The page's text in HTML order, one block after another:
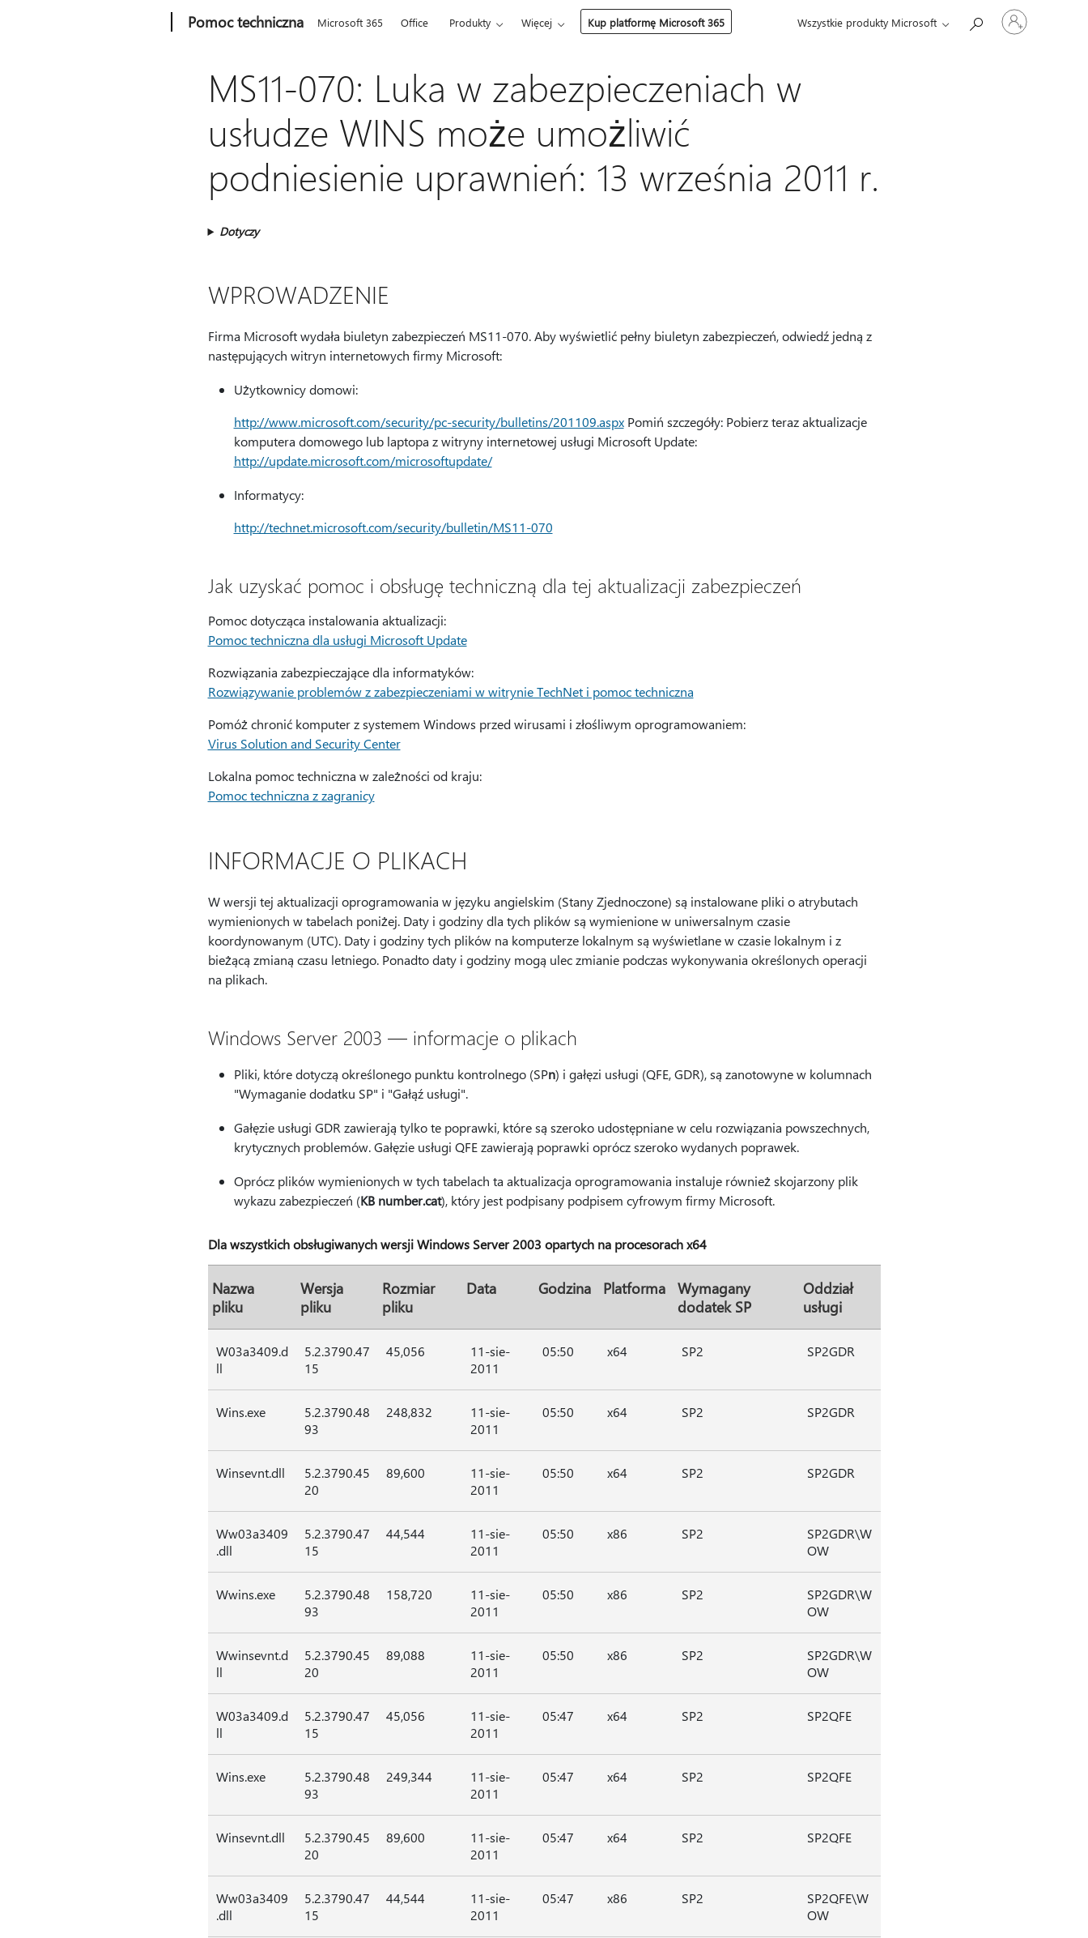
Pomoc techniczna Microsoft 365 Office Produkty Więcej Kup platformę Microsoft 365 Wszystkie produkty Microsoft
Zaloguj
się
do
MS11-070: Luka w zabezpieczeniach w
usłudze WINS może umożliwić
podniesienie uprawnień: 13 września 2011 r.
Dotyczy
WPROWADZENIE
Firma Microsoft wydała biuletyn zabezpieczeń MS11-070. Aby wyświetlić pełny biuletyn zabezpieczeń, odwiedź jedną z
następujących witryn internetowych firmy Microsoft:
Użytkownicy domowi:
http://www.microsoft.com/security/pc-security/bulletins/201109.aspxPomiń szczegóły: Pobierz teraz aktualizacje
komputera domowego lub laptopa z witryny internetowej usługi Microsoft Update:
http://update.microsoft.com/microsoftupdate/
Informatycy:
http://technet.microsoft.com/security/bulletin/MS11-070
Jak uzyskać pomoc i obsługę techniczną dla tej aktualizacji zabezpieczeń
Pomoc dotycząca instalowania aktualizacji:
Pomoc techniczna dla usługi Microsoft Update
Rozwiązania zabezpieczające dla informatyków:
Rozwiązywanie problemów z zabezpieczeniami w witrynie TechNet i pomoc techniczna
Pomóż chronić komputer z systemem Windows przed wirusami i złośliwym oprogramowaniem:
Virus Solution and Security Center
Lokalna pomoc techniczna w zależności od kraju:
Pomoc techniczna z zagranicy
INFORMACJE O PLIKACH
W wersji tej aktualizacji oprogramowania w języku angielskim (Stany Zjednoczone) są instalowane pliki o atrybutach
wymienionych w tabelach poniżej. Daty i godziny dla tych plików są wymienione w uniwersalnym czasie
koordynowanym (UTC). Daty i godziny tych plików na komputerze lokalnym są wyświetlane w czasie lokalnym i z
bieżącą zmianą czasu letniego. Ponadto daty i godziny mogą ulec zmianie podczas wykonywania określonych operacji
na plikach.
Windows Server 2003 — informacje o plikach
Pliki, które dotyczą określonego punktu kontrolnego (SPn) i gałęzi usługi (QFE, GDR), są zanotowyne w kolumnach
"Wymaganie dodatku SP" i "Gałąź usługi".
Gałęzie usługi GDR zawierają tylko te poprawki, które są szeroko udostępniane w celu rozwiązania powszechnych,
krytycznych problemów. Gałęzie usługi QFE zawierają poprawki oprócz szeroko wydanych poprawek.
Oprócz plików wymienionych w tych tabelach ta aktualizacja oprogramowania instaluje również skojarzony plik
wykazu zabezpieczeń (KB number.cat), który jest podpisany podpisem cyfrowym firmy Microsoft.
Dla wszystkich obsługiwanych wersji Windows Server 2003 opartych na procesorach x64
Nazwa
pliku
Wersja
pliku
Rozmiar
pliku
Data Godzina Platforma
Wymagany
dodatek SP
Oddział
usługi
W03a3409.d
ll
5.2.3790.47
15
45,056
11-sie-
2011
05:50 x64 SP2 SP2GDR
Wins.exe
5.2.3790.48
93
248,832
11-sie-
2011
05:50 x64 SP2 SP2GDR
Winsevnt.dll
5.2.3790.45
20
89,600
11-sie-
2011
05:50 x64 SP2 SP2GDR
Ww03a3409
.dll
5.2.3790.47
15
44,544
11-sie-
2011
05:50 x86 SP2
SP2GDR\W
OW
Wwins.exe
5.2.3790.48
93
158,720
11-sie-
2011
05:50 x86 SP2
SP2GDR\W
OW
Wwinsevnt.d
ll
5.2.3790.45
20
89,088
11-sie-
2011
05:50 x86 SP2
SP2GDR\W
OW
W03a3409.d
ll
5.2.3790.47
15
45,056
11-sie-
2011
05:47 x64 SP2 SP2QFE
Wins.exe
5.2.3790.48
93
249,344
11-sie-
2011
05:47 x64 SP2 SP2QFE
Winsevnt.dll
5.2.3790.45
20
89,600
11-sie-
2011
05:47 x64 SP2 SP2QFE
Ww03a3409
.dll
5.2.3790.47
15
44,544
11-sie-
2011
05:47 x86 SP2
SP2QFE\W
OW